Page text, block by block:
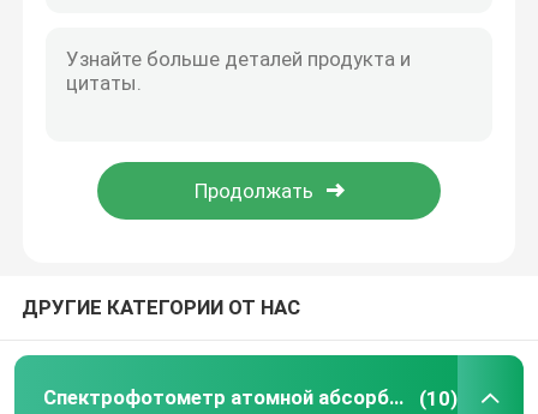
О нас
ДРУГИЕ КАТЕГОРИИ ОТ НАС
Спектрофотометр атомной абсорбции (10)